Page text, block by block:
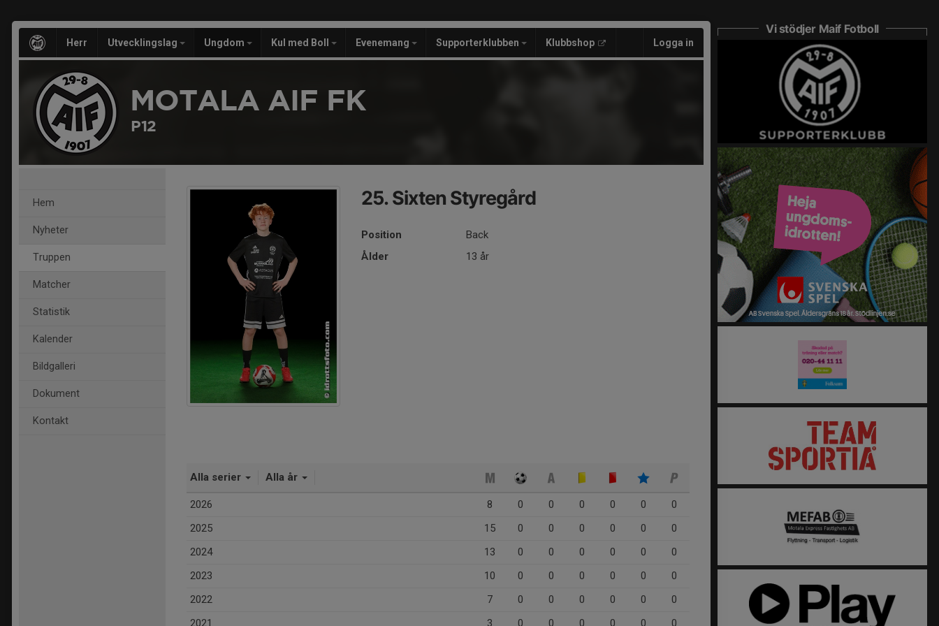
Herr Utvecklingslag Ungdom Kul med Boll Evenemang Supporterklubben Klubbshop Logga in
MOTALA AIF FK
P12
Hem
Nyheter
Truppen
Matcher
Statistik
Kalender
Bildgalleri
Dokument
Kontakt
25. Sixten Styregård
Position
Back
Ålder
13 år
Alla serier Alla år
2026 8 0 0 0 0 0
0
2025
15 0 0 0 0 0
0
2024
13 0 0 0 0 0
0
2023
10 0 0 0 0 0
0
2022
7 0 0 0 0 0
0
2021
3 0 0 0 0 0
0
Vi stödjer Maif Fotboll